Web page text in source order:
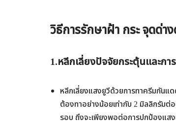
วิธีการรักษาฝ้า กระ จุดด่า
1.หลีกเลี่ยงปัจจัยกระตุ้นและกา
หลีกเลี่ยงแสงยูวีด้วยการทาครีมกัน
ต้องทาอย่างน้อยเท่ากับ 2 มิลลิกรัมต่
รอบ ถึงจะเพียงพอต่อการปกป้องแ